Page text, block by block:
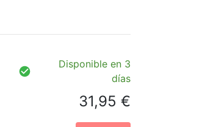
Disponible en 3
días
31,95 €